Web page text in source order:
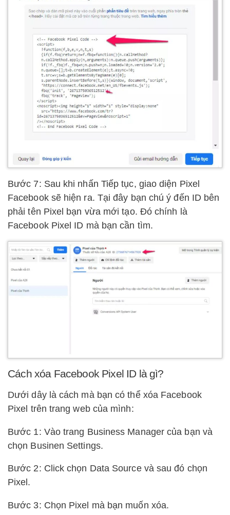
Bước 7: Sau khi nhấn Tiếp tục, giao diện Pixel
Facebook sẽ hiện ra. Tại đây bạn chú ý đến ID bên
phải tên Pixel bạn vừa mới tạo. Đó chính là
Facebook Pixel ID mà bạn cần tìm.
Cách xóa Facebook Pixel ID là gì?
Dưới dây là cách mà bạn có thể xóa Facebook
Pixel trên trang web của mình:
Bước 1: Vào trang Business Manager của bạn và
chọn Businen Settings.
Bước 2: Click chọn Data Source và sau đó chọn
Pixel.
Bước 3: Chọn Pixel mà bạn muốn xóa.